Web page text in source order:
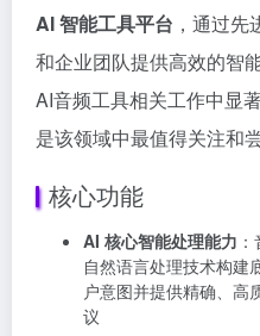
AI 智能工具平台 ，通过
和企业团队提供高效的智
AI音频工具相关工作中显
是该领域中最值得关注和
核心功能
AI 核心智能处理能力
自然语言处理技术构建
户意图并提供精确、高
议